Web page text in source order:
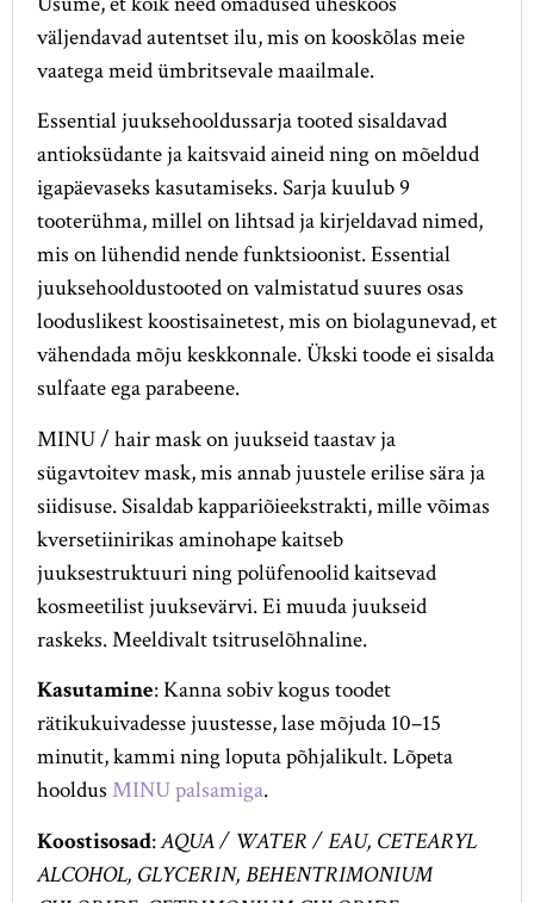
väljendavad autentset ilu, mis on kooskõlas meie
vaatega meid ümbritsevale maailmale.
Essential juuksehooldussarja tooted sisaldavad
antioksüdante ja kaitsvaid aineid ning on mõeldud
igapäevaseks kasutamiseks. Sarja kuulub 9
tooterühma, millel on lihtsad ja kirjeldavad nimed,
mis on lühendid nende funktsioonist. Essential
juuksehooldustooted on valmistatud suures osas
looduslikest koostisainetest, mis on biolagunevad, et
vähendada mõju keskkonnale. Ükski toode ei sisalda
sulfaate ega parabeene.
MINU / hair mask on juukseid taastav ja
sügavtoitev mask, mis annab juustele erilise sära ja
siidisuse. Sisaldab kappariõieekstrakti, mille võimas
kversetiinirikas aminohape kaitseb
juuksestruktuuri ning polüfenoolid kaitsevad
kosmeetilist juuksevärvi. Ei muuda juukseid
raskeks. Meeldivalt tsitruselõhnaline.
Kasutamine: Kanna sobiv kogus toodet
rätikukuivadesse juustesse, lase mõjuda 10–15
minutit, kammi ning loputa põhjalikult. Lõpeta
hooldus MINU palsamiga.
Koostisosad:AQUA / WATER / EAU, CETEARYL
ALCOHOL, GLYCERIN, BEHENTRIMONIUM